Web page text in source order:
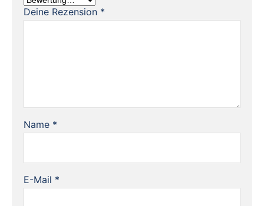
Deine Rezension *
Name *
E-Mail *